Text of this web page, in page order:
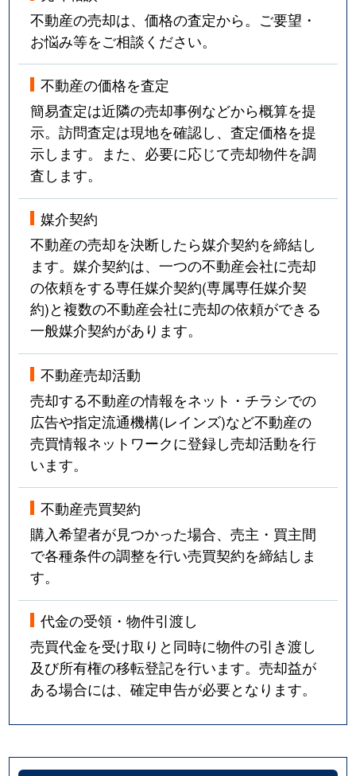
不動産の売却は、価格の査定から。ご要望・
お悩み等をご相談ください。
不動産の価格を査定
簡易査定は近隣の売却事例などから概算を提
示。訪問査定は現地を確認し、査定価格を提
示します。また、必要に応じて売却物件を調
査します。
媒介契約
不動産の売却を決断したら媒介契約を締結し
ます。媒介契約は、一つの不動産会社に売却
の依頼をする専任媒介契約(専属専任媒介契
約)と複数の不動産会社に売却の依頼ができる
一般媒介契約があります。
不動産売却活動
売却する不動産の情報をネット・チラシでの
広告や指定流通機構(レインズ)など不動産の
売買情報ネットワークに登録し売却活動を行
います。
不動産売買契約
購入希望者が見つかった場合、売主・買主間
で各種条件の調整を行い売買契約を締結しま
す。
代金の受領・物件引渡し
売買代金を受け取りと同時に物件の引き渡し
及び所有権の移転登記を行います。売却益が
ある場合には、確定申告が必要となります。